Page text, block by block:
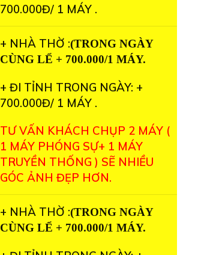
700.000Đ/ 1 MÁY .
+ NHÀ THỜ :(TRONG NGÀY
CÙNG LỂ + 700.000/1 MÁY.
+ ĐI TỈNH TRONG NGÀY: +
700.000Đ/ 1 MÁY .
TƯ VẤN KHÁCH CHỤP 2 MÁY (
1 MÁY PHÓNG SỰ+ 1 MÁY
TRUYỀN THỐNG ) SẼ NHIỀU
GÓC ẢNH ĐẸP HƠN.
+ NHÀ THỜ :(TRONG NGÀY
CÙNG LỂ + 700.000/1 MÁY.